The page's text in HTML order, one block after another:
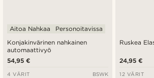
Konjakinvärinen nahkainen
automaattivyö
Aitoa Nahkaa Personoitavissa
54,95 €
4 VÄRIT BSWK
Ruskea
24,95 €
12 VÄRIT